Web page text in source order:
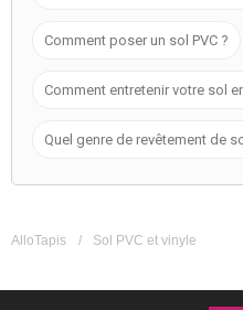
Comment poser un sol PVC ?
Comment entretenir votre sol
Quel genre de revêtement de
AlloTapis / Sol PVC et vinyle